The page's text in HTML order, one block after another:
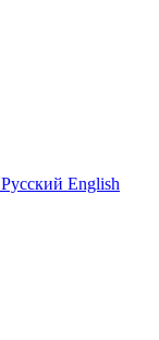
Русский English